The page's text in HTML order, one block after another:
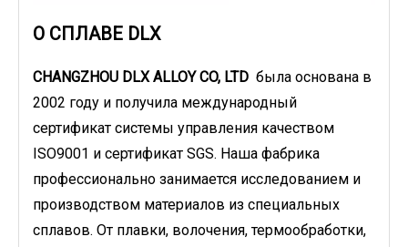
О СПЛАВЕ DLX
CHANGZHOU DLX ALLOY CO, LTD была основана в
2002 году и получила международный
сертификат системы управления качеством
ISO9001 и сертификат SGS. Наша фабрика
профессионально занимается исследованием и
производством материалов из специальных
сплавов. От плавки, волочения, термообработки,